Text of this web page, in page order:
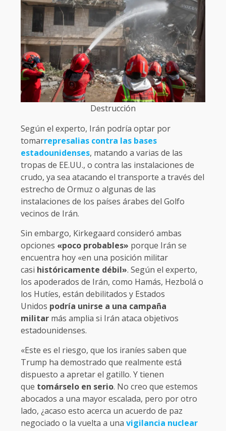
Destrucción
Según el experto, Irán podría optar por
tomarrepresalias contra las bases
estadounidenses, matando a varias de las
tropas de EE.UU., o contra las instalaciones de
crudo, ya sea atacando el transporte a través del
estrecho de Ormuz o algunas de las
instalaciones de los países árabes del Golfo
vecinos de Irán.
Sin embargo, Kirkegaard consideró ambas
opciones «poco probables» porque Irán se
encuentra hoy «en una posición militar
casi históricamente débil». Según el experto,
los apoderados de Irán, como Hamás, Hezbolá o
los Hutíes, están debilitados y Estados
Unidos podría unirse a una campaña
militar más amplia si Irán ataca objetivos
estadounidenses.
«Este es el riesgo, que los iraníes saben que
Trump ha demostrado que realmente está
dispuesto a apretar el gatillo. Y tienen
que tomárselo en serio. No creo que estemos
abocados a una mayor escalada, pero por otro
lado, ¿acaso esto acerca un acuerdo de paz
negociado o la vuelta a una vigilancia nuclear